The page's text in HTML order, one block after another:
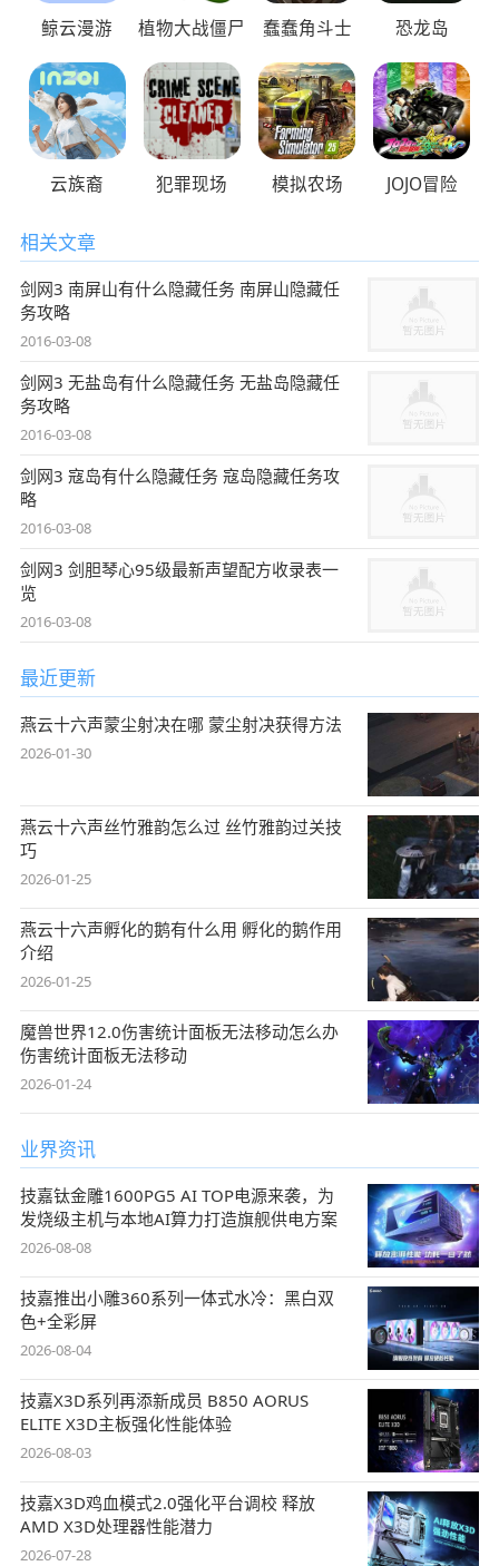
鲸云漫游 植物大战僵尸 蠢蠢角斗士 恐龙岛
云族裔 犯罪现场 模拟农场 JOJO冒险
相关文章
剑网3 南屏山有什么隐藏任务 南屏山隐藏任
务攻略
2016-03-08
剑网3 无盐岛有什么隐藏任务 无盐岛隐藏任
务攻略
2016-03-08
剑网3 寇岛有什么隐藏任务 寇岛隐藏任务攻
略
2016-03-08
剑网3 剑胆琴心95级最新声望配方收录表一
览
2016-03-08
最近更新
燕云十六声蒙尘射决在哪 蒙尘射决获得方法
2026-01-30
燕云十六声丝竹雅韵怎么过 丝竹雅韵过关技
巧
2026-01-25
燕云十六声孵化的鹅有什么用 孵化的鹅作用
介绍
2026-01-25
魔兽世界12.0伤害统计面板无法移动怎么办
伤害统计面板无法移动
2026-01-24
业界资讯
技嘉钛金雕1600PG5 AI TOP电源来袭，为
发烧级主机与本地AI算力打造旗舰供电方案
2026-08-08
技嘉推出小雕360系列一体式水冷：黑白双
色+全彩屏
2026-08-04
技嘉X3D系列再添新成员 B850 AORUS
ELITE X3D主板强化性能体验
2026-08-03
技嘉X3D鸡血模式2.0强化平台调校 释放
AMD X3D处理器性能潜力
2026-07-28